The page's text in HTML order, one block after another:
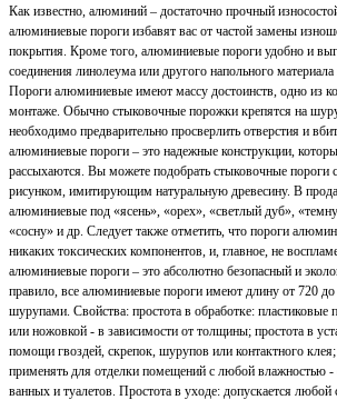
Как известно, алюминий – достаточно прочный
алюминиевые пороги избавят вас от частой замены
покрытия. Кроме того, алюминиевые пороги удобно и
соединения линолеума или другого напольного
Пороги алюминиевые имеют массу достоинств, одно из
монтаже. Обычно стыковочные порожки крепятся на
необходимо предварительно просверлить отверстия и
алюминиевые пороги – это надежные конструкции,
рассыхаются. Вы можете подобрать стыковочные
рисунком, имитирующим натуральную древесину. В
алюминиевые под «ясень», «орех», «светлый дуб»,
«сосну» и др. Следует также отметить, что пороги
никаких токсических компонентов, и, главное, не
алюминиевые пороги – это абсолютно безопасный и
правило, все алюминиевые пороги имеют длину от 720
шурупами. Свойства: простота в обработке:
или ножовкой - в зависимости от толщины; простота в
помощи гвоздей, скрепок, шурупов или контактного
применять для отделки помещений с любой влажностью
ванных и туалетов. Простота в уходе: допускается любой